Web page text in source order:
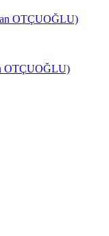
OTÇUOĞLU)
OTÇUOĞLU)